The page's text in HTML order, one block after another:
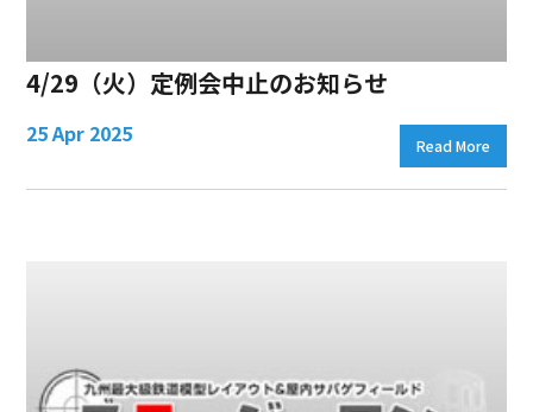
4/29（火）定例会中止のお知らせ
25 Apr 2025 Read More